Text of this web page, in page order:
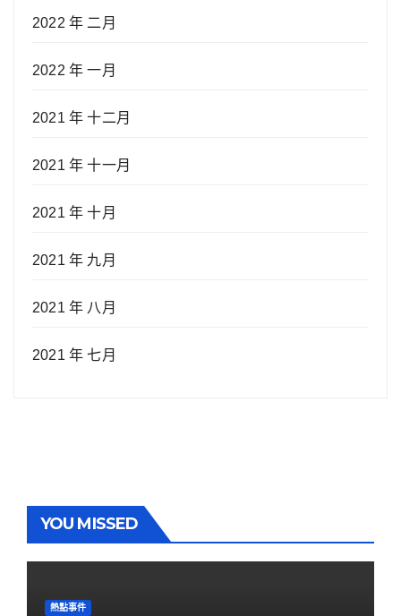
2022 年 二月
2022 年 一月
2021 年 十二月
2021 年 十一月
2021 年 十月
2021 年 九月
2021 年 八月
2021 年 七月
YOU MISSED
熱點事件